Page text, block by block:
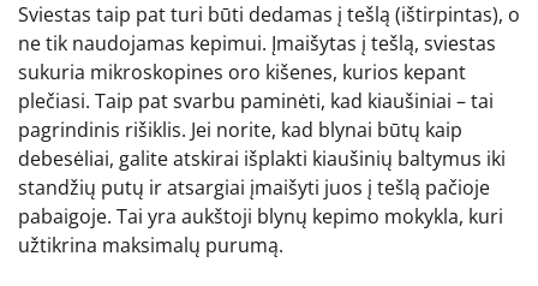
Sviestas taip pat turi būti dedamas į tešlą (ištirpintas), o
ne tik naudojamas kepimui. Įmaišytas į tešlą, sviestas
sukuria mikroskopines oro kišenes, kurios kepant
plečiasi. Taip pat svarbu paminėti, kad kiaušiniai – tai
pagrindinis rišiklis. Jei norite, kad blynai būtų kaip
debesėliai, galite atskirai išplakti kiaušinių baltymus iki
standžių putų ir atsargiai įmaišyti juos į tešlą pačioje
pabaigoje. Tai yra aukštoji blynų kepimo mokykla, kuri
užtikrina maksimalų purumą.